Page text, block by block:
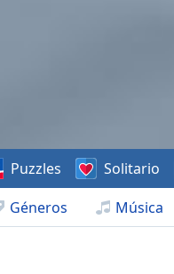
Géneros Música
Puzzles Solitario